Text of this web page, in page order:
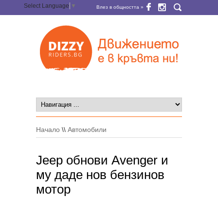
Select Language ▼ Влез в общността »
Начало \\ Автомобили
Jeep обнови Avenger и
му даде нов бензинов
мотор